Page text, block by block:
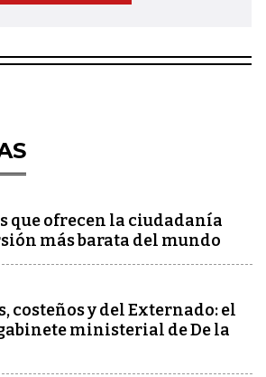
que ofrecen la ciudadanía
más barata del mundo
costeños y del Externado: el
ministerial de De la